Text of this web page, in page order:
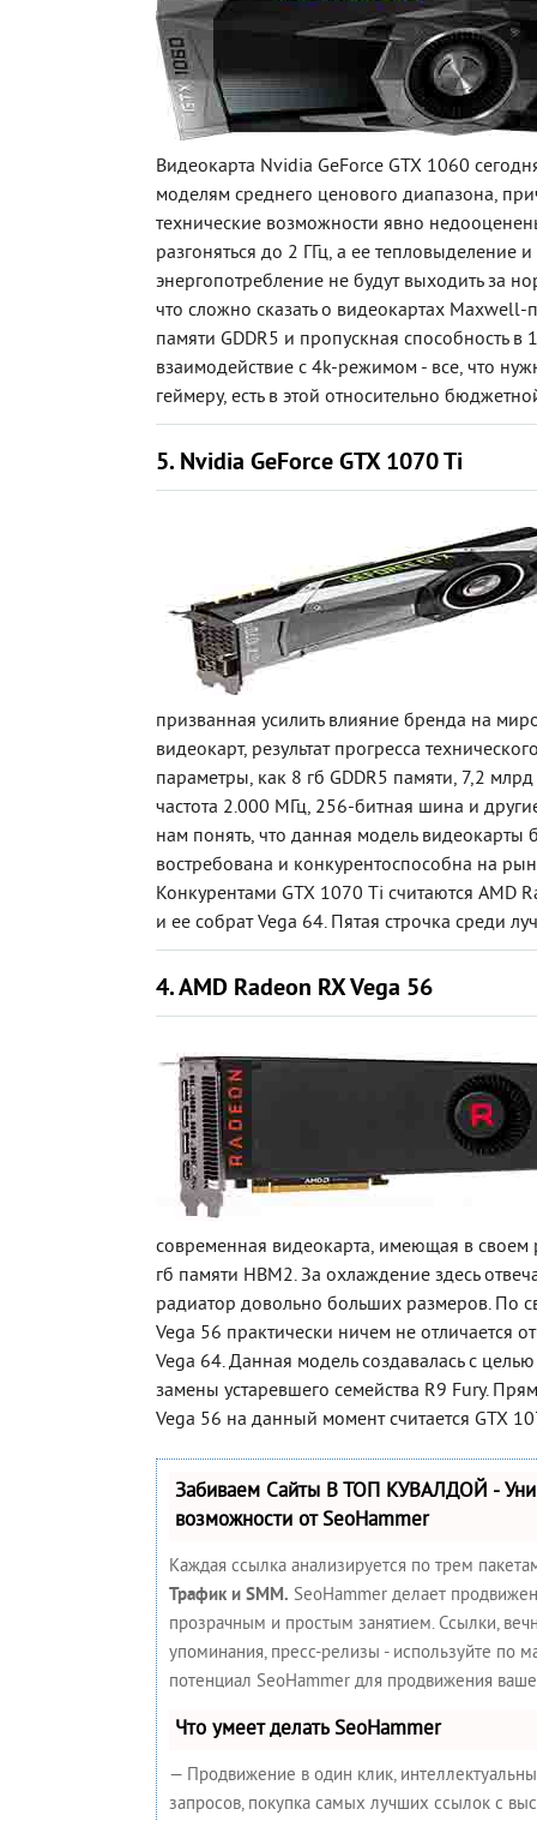
Видеокарта Nvidia GeForce GTX 1060
моделям среднего ценового диапазона,
технические возможности явно
разгоняться до 2 ГГц, а ее тепловыделение и
энергопотребление не будут выходить за
что сложно сказать о видеокартах Maxwell-
памяти GDDR5 и пропускная способность
взаимодействие с 4k-режимом - все, что
геймеру, есть в этой относительно
5. Nvidia GeForce GTX 1070 Ti
призванная усилить влияние бренда на
видеокарт, результат прогресса
параметры, как 8 гб GDDR5 памяти, 7,2 млрд
частота 2.000 МГц, 256-битная шина и
нам понять, что данная модель видеокарты
востребована и конкурентоспособна на
Конкурентами GTX 1070 Ti считаются AMD
и ее собрат Vega 64. Пятая строчка среди
4. AMD Radeon RX Vega 56
современная видеокарта, имеющая в
гб памяти HBM2. За охлаждение здесь
радиатор довольно больших размеров. По
Vega 56 практически ничем не отличается
Vega 64. Данная модель создавалась с
замены устаревшего семейства R9 Fury.
Vega 56 на данный момент считается GTX
Забиваем Сайты В ТОП КУВАЛДОЙ -
возможности от SeoHammer
Каждая ссылка анализируется по трем
Трафик и SMM. SeoHammer делает
прозрачным и простым занятием. Ссылки,
упоминания, пресс-релизы - используйте по
потенциал SeoHammer для продвижения
Что умеет делать SeoHammer
— Продвижение в один клик,
запросов, покупка самых лучших ссылок с